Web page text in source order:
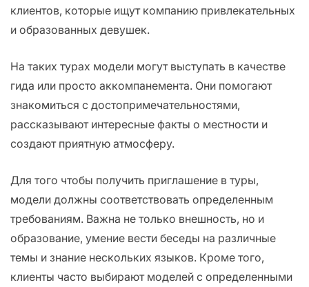
клиентов, которые ищут компанию привлекательных
и образованных девушек.
На таких турах модели могут выступать в качестве
гида или просто аккомпанемента. Они помогают
знакомиться с достопримечательностями,
рассказывают интересные факты о местности и
создают приятную атмосферу.
Для того чтобы получить приглашение в туры,
модели должны соответствовать определенным
требованиям. Важна не только внешность, но и
образование, умение вести беседы на различные
темы и знание нескольких языков. Кроме того,
клиенты часто выбирают моделей с определенными